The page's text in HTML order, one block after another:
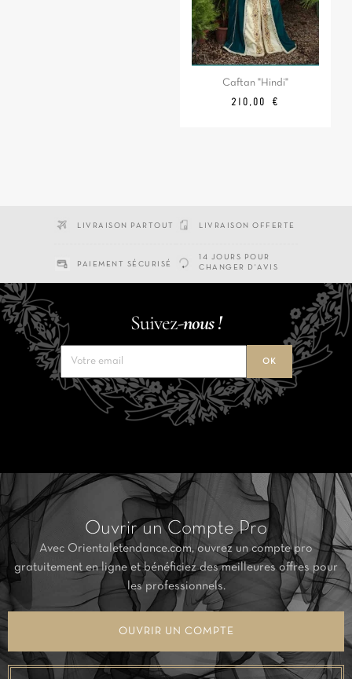
Caftan "Hindi"
Prix
210,00 €
LIVRAISON PARTOUT LIVRAISON OFFERTE
PAIEMENT SÉCURISÉ
14 JOURS POUR
CHANGER D'AVIS
Suivez-nous !
Ouvrir un Compte Pro
Avec Orientaletendance.com, ouvrez un compte pro
gratuitement en ligne et bénéficiez des meilleures offres pour
les professionnels.
OUVRIR UN COMPTE